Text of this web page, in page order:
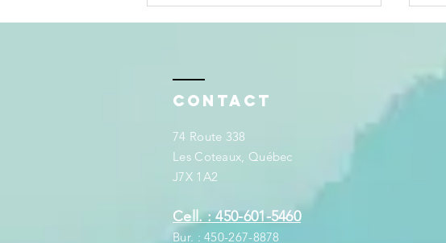
Baisse des taux
hypothécaires:
est-ce le bon
moment pour
Contact
74 Route 338
Les Coteaux, Québec
J7X 1A2
Cell. : 450-601-5460
Bur. : 450-267-8878